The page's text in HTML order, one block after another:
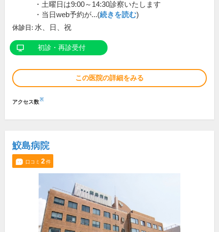
・土曜日は9:00～14:30診察いたします
・当日web予約が...(続きを読む)
休診日: 水、日、祝
初診・再診受付
この医院の詳細をみる
アクセス数※
鮫島病院
口コミ 2件